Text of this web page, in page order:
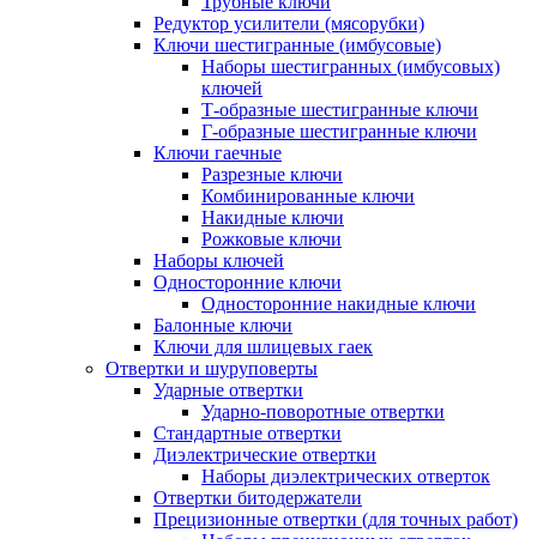
Редуктор усилители (мясорубки)
Ключи шестигранные (имбусовые)
Наборы шестигранных (имбусовых)
ключей
Т-образные шестигранные ключи
Г-образные шестигранные ключи
Ключи гаечные
Разрезные ключи
Комбинированные ключи
Накидные ключи
Рожковые ключи
Наборы ключей
Односторонние ключи
Односторонние накидные ключи
Балонные ключи
Ключи для шлицевых гаек
Отвертки и шуруповерты
Ударные отвертки
Ударно-поворотные отвертки
Стандартные отвертки
Диэлектрические отвертки
Наборы диэлектрических отверток
Отвертки битодержатели
Прецизионные отвертки (для точных работ)